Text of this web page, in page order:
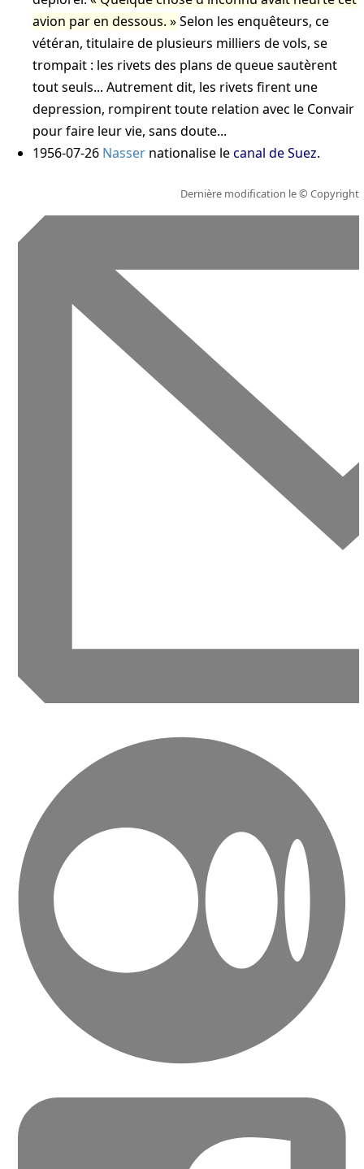
avion par en dessous.
Selon les enquêteurs, ce
vétéran, titulaire de plusieurs milliers de vols, se
trompait : les rivets des plans de queue sautèrent
tout seuls... Autrement dit, les rivets firent une
depression, rompirent toute relation avec le Convair
pour faire leur vie, sans doute...
1956-07-26 Nasser nationalise lecanal de Suez.
Dernière modification le© Copyright